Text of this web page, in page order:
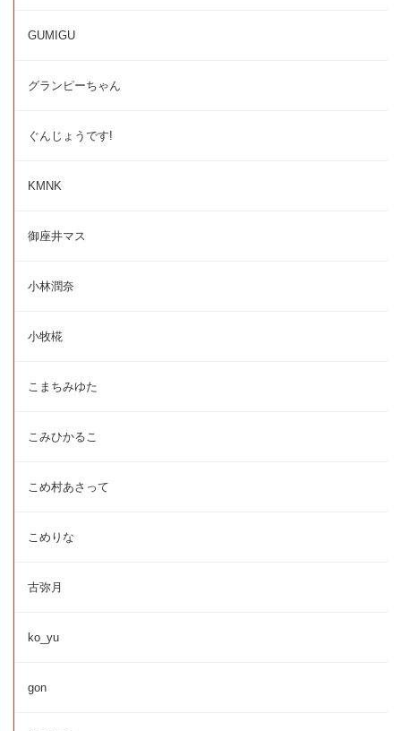
GUMIGU
グランピーちゃん
ぐんじょうです!
KMNK
御座井マス
小林潤奈
小牧椛
こまちみゆた
こみひかるこ
こめ村あさって
こめりな
古弥月
ko_yu
gon